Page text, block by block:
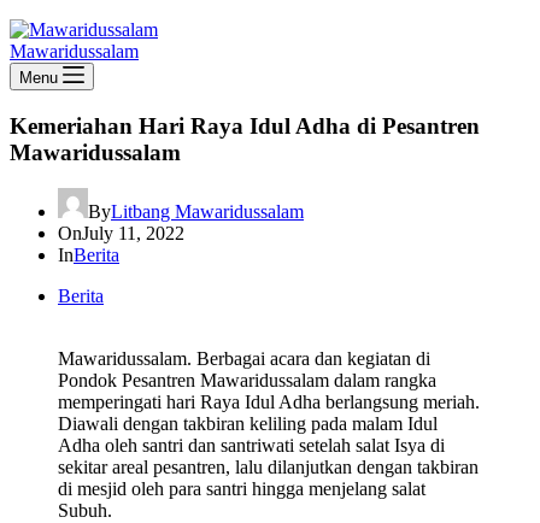
Mawaridussalam
Menu
Kemeriahan Hari Raya Idul Adha di Pesantren
Mawaridussalam
ByLitbang Mawaridussalam
OnJuly 11, 2022
InBerita
Berita
Mawaridussalam. Berbagai acara dan kegiatan di
Pondok Pesantren Mawaridussalam dalam rangka
memperingati hari Raya Idul Adha berlangsung meriah.
Diawali dengan takbiran keliling pada malam Idul
Adha oleh santri dan santriwati setelah salat Isya di
sekitar areal pesantren, lalu dilanjutkan dengan takbiran
di mesjid oleh para santri hingga menjelang salat
Subuh.